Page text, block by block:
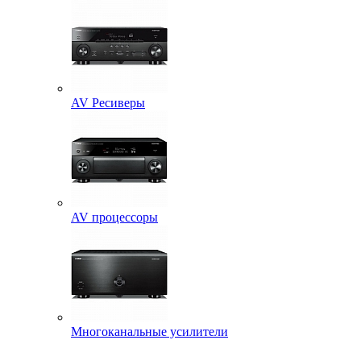
AV Ресиверы
AV процессоры
Многоканальные усилители